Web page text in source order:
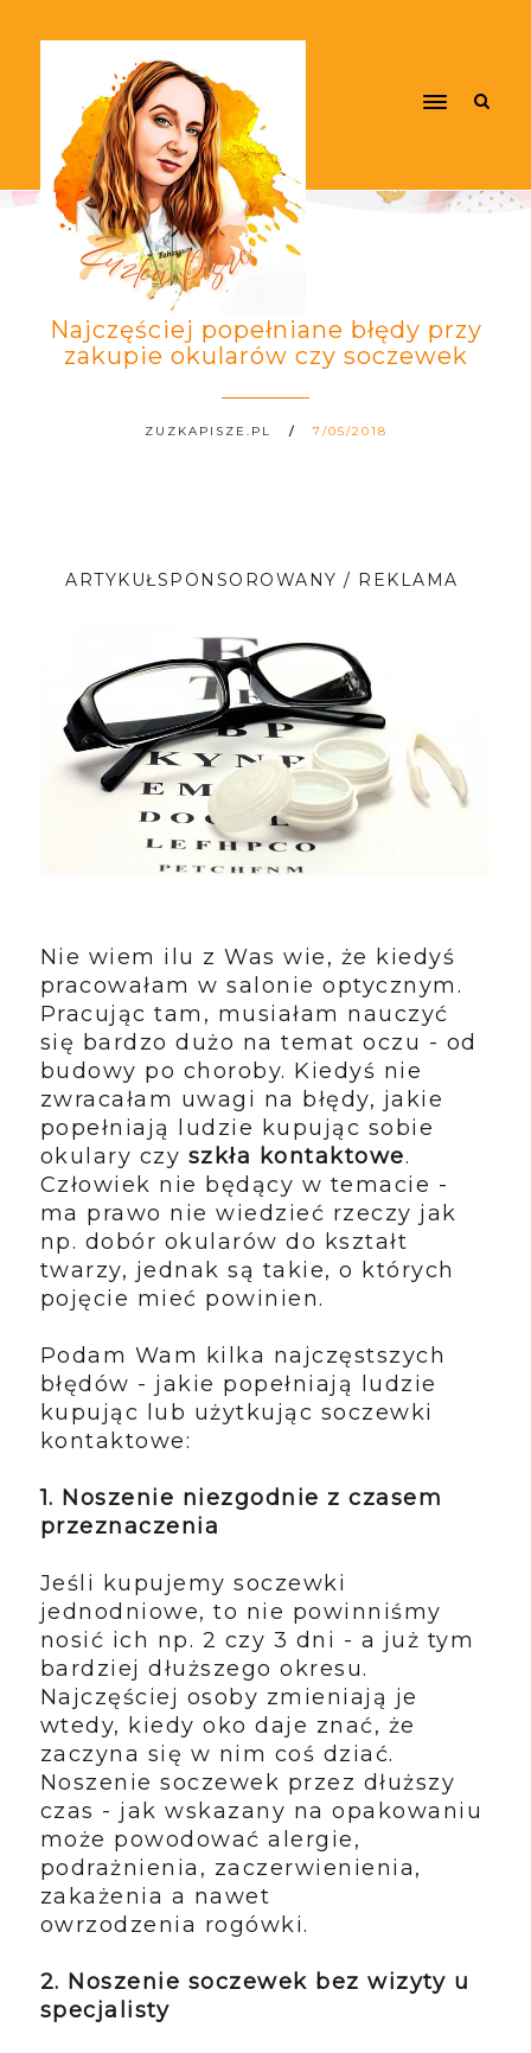
Najczęściej popełniane błędy przy
zakupie okularów czy soczewek
ZUZKAPISZE.PL 7/05/2018
ARTYKUŁSPONSOROWANY / REKLAMA
Nie wiem ilu z Was wie, że kiedyś
pracowałam w salonie optycznym.
Pracując tam, musiałam nauczyć
się bardzo dużo na temat oczu - od
budowy po choroby. Kiedyś nie
zwracałam uwagi na błędy, jakie
popełniają ludzie kupując sobie
okulary czy szkła kontaktowe.
Człowiek nie będący w temacie -
ma prawo nie wiedzieć rzeczy jak
np. dobór okularów do kształt
twarzy, jednak są takie, o których
pojęcie mieć powinien.
Podam Wam kilka najczęstszych
błędów - jakie popełniają ludzie
kupując lub użytkując soczewki
kontaktowe:
1. Noszenie niezgodnie z czasem
przeznaczenia
Jeśli kupujemy soczewki
jednodniowe, to nie powinniśmy
nosić ich np. 2 czy 3 dni - a już tym
bardziej dłuższego okresu.
Najczęściej osoby zmieniają je
wtedy, kiedy oko daje znać, że
zaczyna się w nim coś dziać.
Noszenie soczewek przez dłuższy
czas - jak wskazany na opakowaniu
może powodować alergie,
podrażnienia, zaczerwienienia,
zakażenia a nawet
owrzodzenia rogówki.
2. Noszenie soczewek bez wizyty u
specjalisty